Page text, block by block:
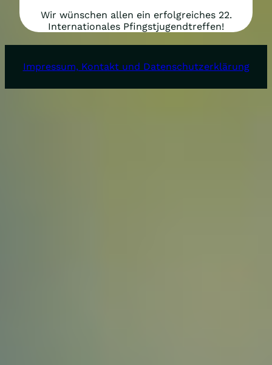
Wir wünschen allen ein erfolgreiches 22.
Internationales Pfingstjugendtreffen!
Impressum, Kontakt und Datenschutzerklärung